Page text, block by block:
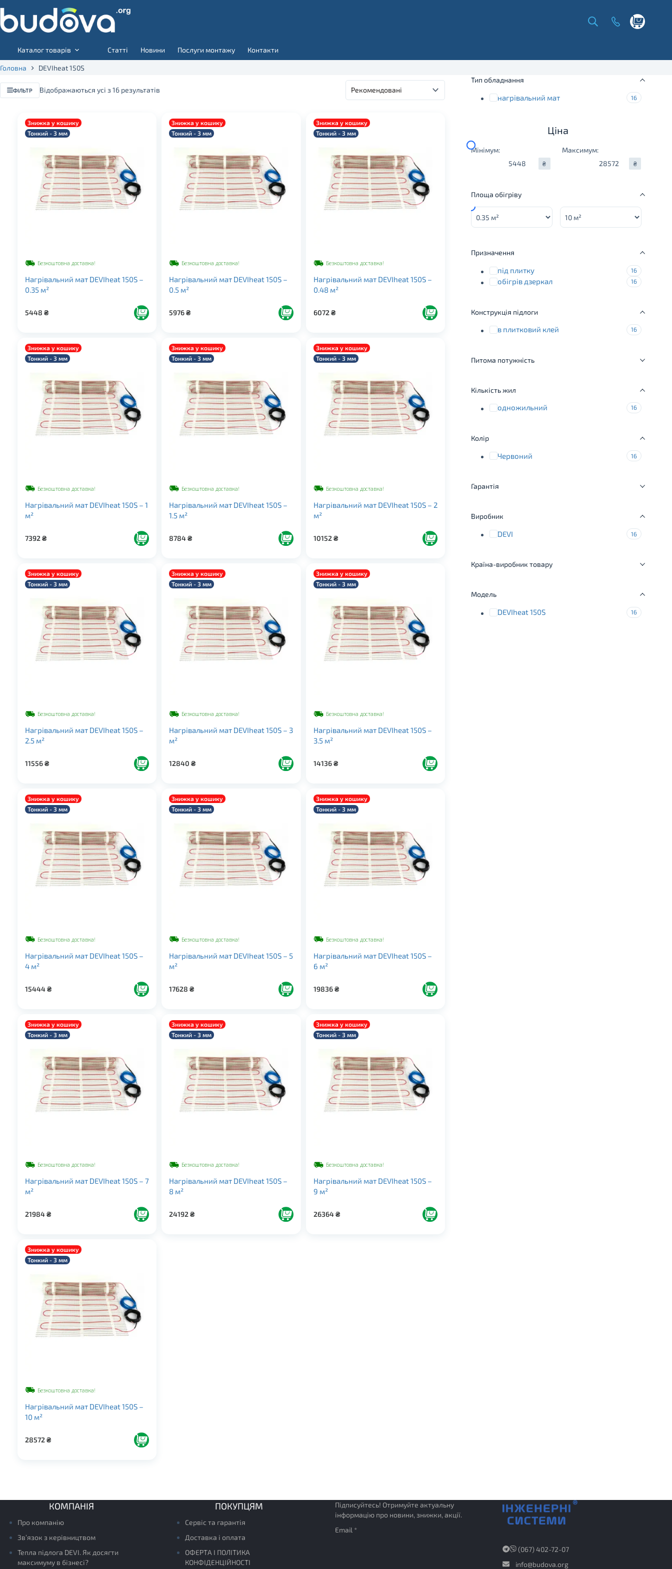
to
content
Shopping
Каталог товарів
Статті Новини Послуги монтажу Контакти
Головна DEVIheat 150S
ФІЛЬТР Відображаються усі з 16 результатів
Знижка у кошику
Тонкий - 3 мм
Безкоштовна доставка!
Нагрівальний мат DEVIheat 150S –
0.35 м²
5448 ₴
Знижка у кошику
Тонкий - 3 мм
Безкоштовна доставка!
Нагрівальний мат DEVIheat 150S –
0.5 м²
5976₴
Знижка у кошику
Тонкий - 3 мм
Безкоштовна доставка!
Нагрівальний мат DEVIheat 150S –
0.48 м²
6072₴
Знижка у кошику
Тонкий - 3 мм
Безкоштовна доставка!
Нагрівальний мат DEVIheat 150S – 1
м²
7392₴
Знижка у кошику
Тонкий - 3 мм
Безкоштовна доставка!
Нагрівальний мат DEVIheat 150S –
1.5 м²
8784₴
Знижка у кошику
Тонкий - 3 мм
Безкоштовна доставка!
Нагрівальний мат DEVIheat 150S – 2
м²
10152₴
Знижка у кошику
Тонкий - 3 мм
Безкоштовна доставка!
Нагрівальний мат DEVIheat 150S –
2.5 м²
11556₴
Знижка у кошику
Тонкий - 3 мм
Безкоштовна доставка!
Нагрівальний мат DEVIheat 150S – 3
м²
12840₴
Знижка у кошику
Тонкий - 3 мм
Безкоштовна доставка!
Нагрівальний мат DEVIheat 150S –
3.5 м²
14136₴
Знижка у кошику
Тонкий - 3 мм
Безкоштовна доставка!
Нагрівальний мат DEVIheat 150S –
4 м²
15444₴
Знижка у кошику
Тонкий - 3 мм
Безкоштовна доставка!
Нагрівальний мат DEVIheat 150S – 5
м²
17628₴
Знижка у кошику
Тонкий - 3 мм
Безкоштовна доставка!
Нагрівальний мат DEVIheat 150S –
6 м²
19836₴
Знижка у кошику
Тонкий - 3 мм
Безкоштовна доставка!
Нагрівальний мат DEVIheat 150S – 7
м²
21984₴
Знижка у кошику
Тонкий - 3 мм
Безкоштовна доставка!
Нагрівальний мат DEVIheat 150S –
8 м²
24192₴
Знижка у кошику
Тонкий - 3 мм
Безкоштовна доставка!
Нагрівальний мат DEVIheat 150S –
9 м²
26364₴
Знижка у кошику
Тонкий - 3 мм
Безкоштовна доставка!
Нагрівальний мат DEVIheat 150S –
10 м²
28572₴
Тип обладнання
нагрівальний мат 16
Ціна
Мінімум:
₴
Максимум:
₴
Площа обігріву
Minimum: Maximum:
Призначення
під плитку 16
обігрів дзеркал 16
Конструкція підлоги
в плитковий клей 16
Питома потужність
Кількість жил
одножильний 16
Колір
Червоний 16
Гарантія
Виробник
DEVI 16
Країна-виробник товару
Модель
DEVIheat 150S 16
КОМПАНІЯ
Про компанію
Зв’язок з керівництвом
Тепла підлога DEVI. Як досягти
максимуму в бізнесі?
ПОКУПЦЯМ
Сервіс та гарантія
Доставка і оплата
ОФЕРТА І ПОЛІТИКА
КОНФІДЕНЦІЙНОСТІ
Підписуйтесь! Отримуйте актуальну
інформацію про новини, знижки, акції.
Email *
(067) 402-72-07
info@budova.org